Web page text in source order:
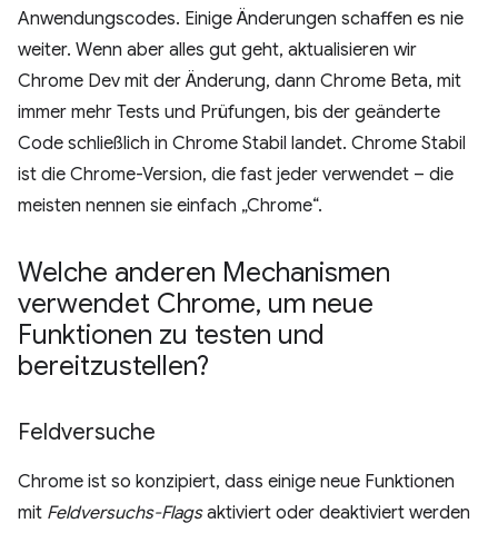
Anwendungscodes. Einige Änderungen schaffen es nie
weiter. Wenn aber alles gut geht, aktualisieren wir
Chrome Dev mit der Änderung, dann Chrome Beta, mit
immer mehr Tests und Prüfungen, bis der geänderte
Code schließlich in Chrome Stabil landet. Chrome Stabil
ist die Chrome-Version, die fast jeder verwendet – die
meisten nennen sie einfach „Chrome“.
Welche anderen Mechanismen
verwendet Chrome, um neue
Funktionen zu testen und
bereitzustellen?
Feldversuche
Chrome ist so konzipiert, dass einige neue Funktionen
mit Feldversuchs-Flagsaktiviert oder deaktiviert werden